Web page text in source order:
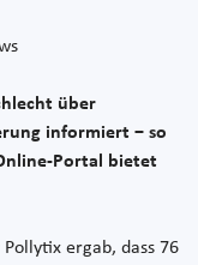
über
informiert − so
Portal bietet
ergab, dass 76